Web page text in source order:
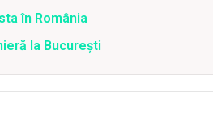
în România
la Bucureşti